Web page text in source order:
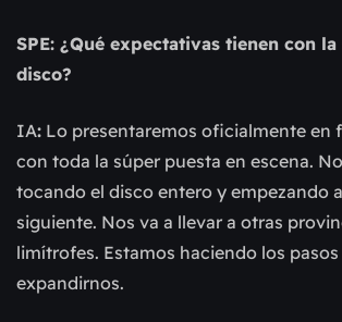
SPE: ¿Qué expectativas tienen con
disco?
IA: Lo presentaremos oficialmente en
con toda la súper puesta en escena.
tocando el disco entero y empezando
siguiente. Nos va a llevar a otras
limítrofes. Estamos haciendo los
expandirnos.